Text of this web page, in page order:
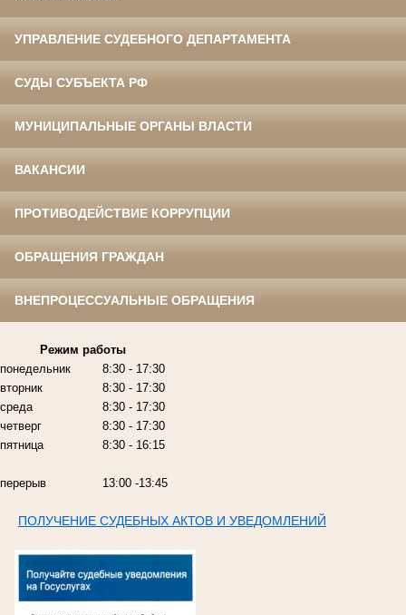
УПРАВЛЕНИЕ СУДЕБНОГО ДЕПАРТАМЕНТА
СУДЫ СУБЪЕКТА РФ
МУНИЦИПАЛЬНЫЕ ОРГАНЫ ВЛАСТИ
ВАКАНСИИ
ПРОТИВОДЕЙСТВИЕ КОРРУПЦИИ
ОБРАЩЕНИЯ ГРАЖДАН
ВНЕПРОЦЕССУАЛЬНЫЕ ОБРАЩЕНИЯ
Режим работы
понедельник
вторник
среда
четверг
пятница
перерыв
8:30 - 17:30
8:30 - 17:30
8:30 - 17:30
8:30 - 17:30
8:30 - 16:15
13:00 -13:45
ПОЛУЧЕНИЕ СУДЕБНЫХ АКТОВ И УВЕДОМЛЕНИЙ